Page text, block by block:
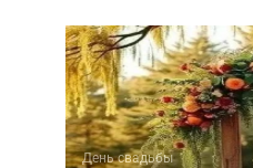
День свадьбы